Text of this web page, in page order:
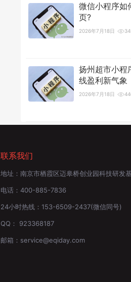
微信小程序如
页?
2026年7月18日
扬州超市小程
线盈利新气象
2026年7月18日
联系我们
地址： 南京市栖霞区迈皋桥创业园科技研发
电话： 400-885-7836
24小时热线： 153-6509-2437(微信同号)
QQ： 923368187
邮箱： service@eqiday.com